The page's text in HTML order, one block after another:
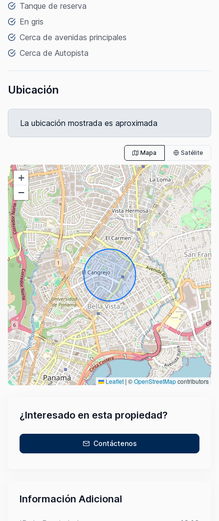
Tanque de reserva
En gris
Cerca de avenidas principales
Cerca de Autopista
Ubicación
La ubicación mostrada es aproximada
Mapa Satélite
+
−
Leaflet | ©OpenStreetMapcontributors
¿Interesado en esta propiedad?
Contáctenos
Información Adicional